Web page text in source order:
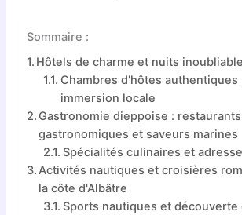
Sommaire :
Hôtels de charme et nuits
Chambres d'hôtes authentiques
immersion locale
Gastronomie dieppoise : restaurants
gastronomiques et saveurs marines
Spécialités culinaires et
Activités nautiques et croisières
la côte d'Albâtre
Sports nautiques et découverte